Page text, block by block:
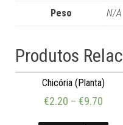
Peso N/A
Produtos
Chicória (Planta)
€2.20 –€9.70